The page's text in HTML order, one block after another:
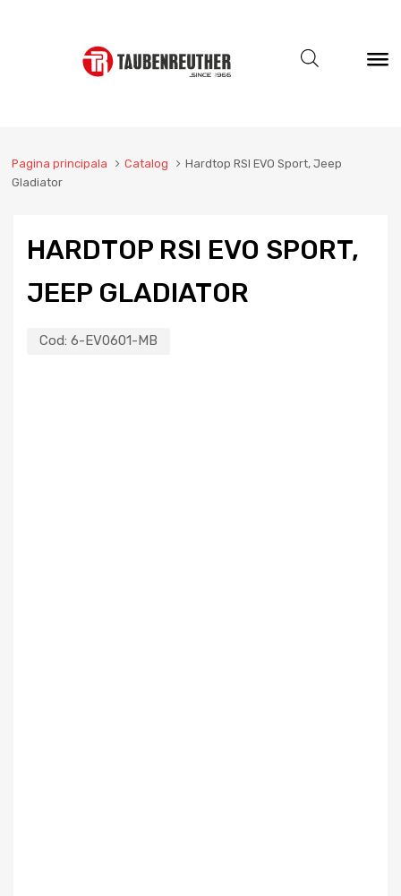
Pagina principala Catalog
Hardtop RSI EVO Sport, Jeep
Gladiator
HARDTOP RSI EVO SPORT,
JEEP GLADIATOR
Cod: 6-EV0601-MB